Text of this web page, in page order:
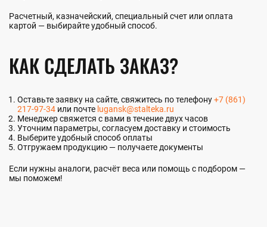
Расчетный, казначейский, специальный счет или оплата
картой — выбирайте удобный способ.
КАК СДЕЛАТЬ ЗАКАЗ?
Оставьте заявку на сайте, свяжитесь по телефону+7 (861)
217-97-34 или почте lugansk@stalteka.ru
Менеджер свяжется с вами в течение двух часов
Уточним параметры, согласуем доставку и стоимость
Выберите удобный способ оплаты
Отгружаем продукцию — получаете документы
Если нужны аналоги, расчёт веса или помощь с подбором —
мы поможем!